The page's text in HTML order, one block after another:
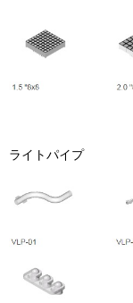
ライトパイプ